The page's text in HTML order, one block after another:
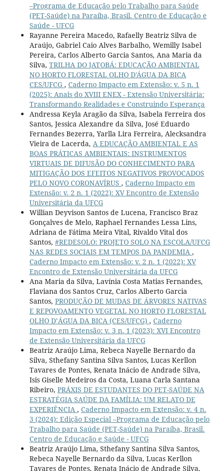
–Programa de Educação pelo Trabalho para Saúde
(PET-Saúde) na Paraíba, Brasil. Centro de Educação e
Saúde - UFCG
Rayanne Pereira Macedo, Rafaelly Beatriz Silva de
Araújo, Gabriel Caio Alves Barbalho, Wemilly Isabel
Pereira, Carlos Alberto Garcia Santos, Ana Maria da
Silva, TRILHA DO JATOBÁ: EDUCAÇÃO AMBIENTAL
NO HORTO FLORESTAL OLHO D'ÁGUA DA BICA
CES/UFCG , Caderno Impacto em Extensão: v. 5 n. 1
(2025): Anais do XVIII ENEX - Extensão Universitária:
Transformando Realidades e Construindo Esperança
Andressa Keyla Aragão da Silva, Isabela Ferreira dos
Santos, Jessica Alexandre da Silva, José Eduardo
Fernandes Bezerra, Yarlla Lira Ferreira, Alecksandra
Vieira de Lacerda, A EDUCAÇÃO AMBIENTAL E AS
BOAS PRÁTICAS AMBIENTAIS: INSTRUMENTOS
VIRTUAIS DE DIFUSÃO DO CONHECIMENTO PARA
MITIGAÇÃO DOS EFEITOS NEGATIVOS PROVOCADOS
PELO NOVO CORONAVÍRUS , Caderno Impacto em
Extensão: v. 2 n. 1 (2022): XV Encontro de Extensão
Universitária da UFCG
Willian Deyvison Santos de Lucena, Francisco Braz
Gonçalves de Melo, Raphael Fernandes Lessa Lins,
Adriana de Fátima Meira Vital, Rivaldo Vital dos
Santos, #REDESOLO: PROJETO SOLO NA ESCOLA/UFCG
NAS REDES SOCIAIS EM TEMPOS DA PANDEMIA ,
Caderno Impacto em Extensão: v. 2 n. 1 (2022): XV
Encontro de Extensão Universitária da UFCG
Ana Maria da Silva, Lavínia Costa Matias Fernandes,
Flaviana dos Santos Cruz, Carlos Alberto Garcia
Santos, PRODUÇÃO DE MUDAS DE ÁRVORES NATIVAS
E REPOVOAMENTO VEGETAL NO HORTO FLORESTAL
OLHO D’ÁGUA DA BICA (CES/UFCG) , Caderno
Impacto em Extensão: v. 3 n. 1 (2023): XVI Encontro
de Extensão Universitária da UFCG
Beatriz Araújo Lima, Rebeca Nayelle Bernardo da
Silva, Sthefany Santina Silva Santos, Lucas Kerllon
Tavares de Pontes, Renata Inácio de Andrade Silva,
Isis Giselle Medeiros da Costa, Luana Carla Santana
Ribeiro, PRÁXIS DE ESTUDANTES DO PET-SAÚDE NA
ESTRATÉGIA SAÚDE DA FAMÍLIA: UM RELATO DE
EXPERIÊNCIA , Caderno Impacto em Extensão: v. 4 n.
3 (2024): Edição Especial –Programa de Educação pelo
Trabalho para Saúde (PET-Saúde) na Paraíba, Brasil.
Centro de Educação e Saúde - UFCG
Beatriz Araújo Lima, Sthefany Santina Silva Santos,
Rebeca Nayelle Bernardo da Silva, Lucas Kerllon
Tavares de Pontes, Renata Inácio de Andrade Silva,